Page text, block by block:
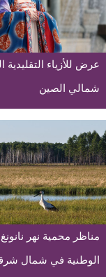
عرض للأزياء التقليدية
شمالي الصين
مناظر محمية نهر نانونغ
الوطنية في شمال